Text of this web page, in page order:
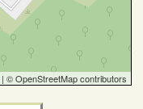
| © OpenStreetMap contributors